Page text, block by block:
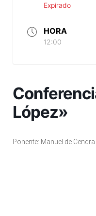
Expirado
HORA
12:00
López»
Ponente: Manuel de